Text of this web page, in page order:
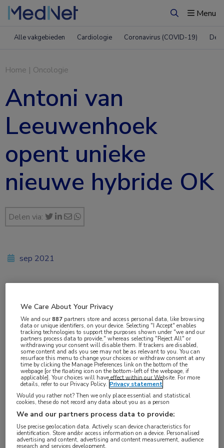
ZoekenMenu
Alle vakgebieden Cardiologie Coronavirus (COVID-19)
Home | Oncologie
Antoni van
Leeuwenhoek
opent unieke
nieuwe hybride OK
Delen via:
Onlangs is in het Antoni van Leeuwenhoek als
eerste ziekenhuis in Nederland een nieuwe
hybride operatiekamer, een CT Angio Combinatie,
sep 2021
Tags:
ct-scan
We Care About Your Privacy
We and our887 partners store and access personal data, like browsing
data or unique identifiers, on your device. Selecting "I Accept" enables
tracking technologies to support the purposes shown under "we and our
partners process data to provide," whereas selecting "Reject All" or
withdrawing your consent will disable them. If trackers are disabled,
some content and ads you see may not be as relevant to you. You can
resurface this menu to change your choices or withdraw consent at any
time by clicking the Manage Preferences link on the bottom of the
webpage [or the floating icon on the bottom-left of the webpage, if
applicable]. Your choices will have effect within our Website. For more
details, refer to our Privacy Policy. Privacy statement
Would you rather not? Then we only place essential and statistical
cookies, these do not record any data about you as a person
We and our partners process data to provide:
Use precise geolocation data. Actively scan device characteristics for
identification. Store and/or access information on a device. Personalised
advertising and content, advertising and content measurement, audience
research and services development.